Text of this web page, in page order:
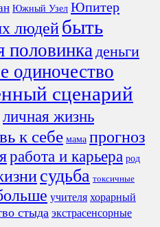
Южный Узел Юпитер
людейбыть
половинка деньги
одиночество
сценарий
личная жизнь
к себе мама прогноз
работа и карьера род
судьба токсичные
учителя хорарный
стыда экстрасенсорные